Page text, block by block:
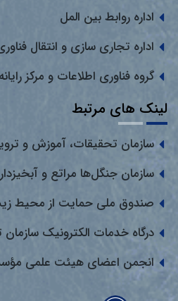
اداره روابط بین المل
اداره تجاری سازی و انتقال
گروه فناوری اطلاعات و مرکز رایانه
لینک های مرتبط
سازمان تحقیقات، آموزش و
سازمان جنگل‌ها مراتع و
صندوق ملی حمایت از محیط
درگاه خدمات الکترونیک
انجمن اعضای هیئت علمی